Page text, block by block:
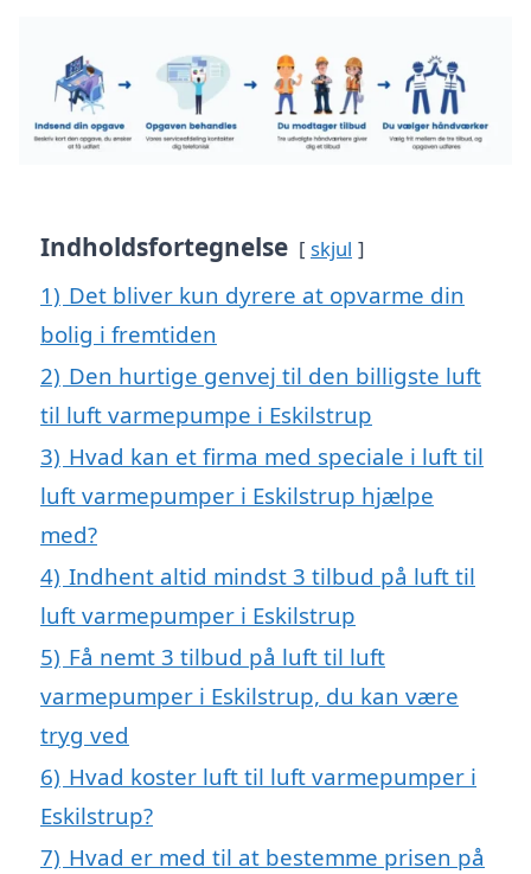
Indholdsfortegnelse skjul
1) Det bliver kun dyrere at opvarme din
bolig i fremtiden
2) Den hurtige genvej til den billigste luft
til luft varmepumpe i Eskilstrup
3) Hvad kan et firma med speciale i luft til
luft varmepumper i Eskilstrup hjælpe
med?
4) Indhent altid mindst 3 tilbud på luft til
luft varmepumper i Eskilstrup
5) Få nemt 3 tilbud på luft til luft
varmepumper i Eskilstrup, du kan være
tryg ved
6) Hvad koster luft til luft varmepumper i
Eskilstrup?
7) Hvad er med til at bestemme prisen på